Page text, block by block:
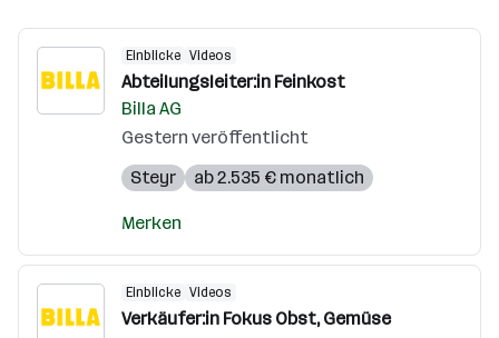
Einblicke Videos
Abteilungsleiter:in Feinkost
Billa AG
Gestern veröffentlicht
Steyr
ab 2.535 € monatlich
Merken
Einblicke Videos
Verkäufer:in Fokus Obst, Gemüse